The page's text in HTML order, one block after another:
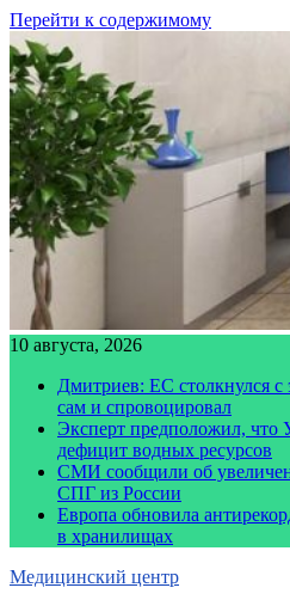
Перейти к содержимому
10 августа, 2026
Дмитриев: ЕС столкнулся с
сам и спровоцировал
Эксперт предположил, что
дефицит водных ресурсов
СМИ сообщили об
СПГ из России
Европа обновила
в хранилищах
Медицинский центр